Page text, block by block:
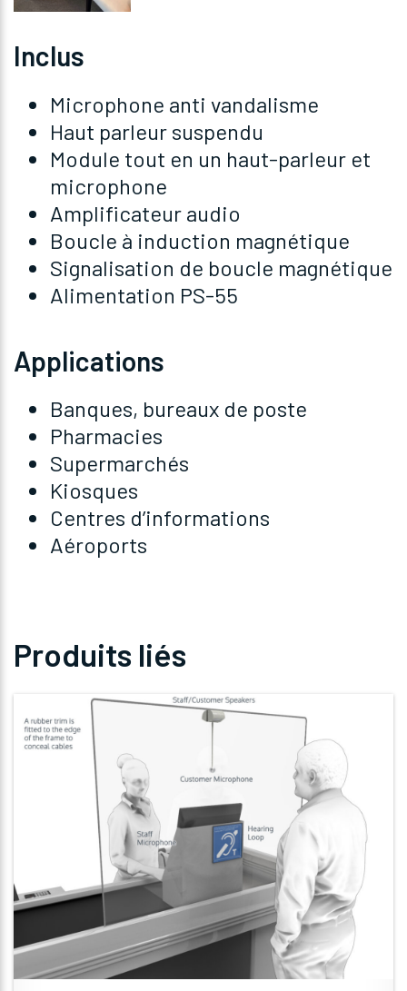
Inclus
Microphone anti vandalisme
Haut parleur suspendu
Module tout en un haut-parleur et
microphone
Amplificateur audio
Boucle à induction magnétique
Signalisation de boucle magnétique
Alimentation PS-55
Applications
Banques, bureaux de poste
Pharmacies
Supermarchés
Kiosques
Centres d’informations
Aéroports
Produits liés